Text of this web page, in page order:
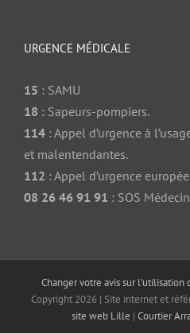
URGENCE MÉDICALE
15 : SAMU
18 : Sapeurs-pompiers.
114 : Appel d’urgence à
et malentendantes.
112 : Appel d’urgence
08 26 46 91 91 : SOS
Changer votre avis sur l'utilisation
Copyright 2026 | Site internet et
site web Lille | Courtier